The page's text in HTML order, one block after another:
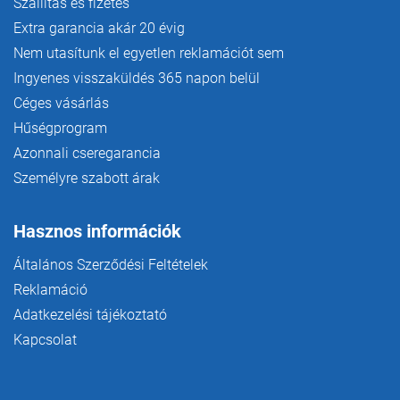
Szállítás és fizetés
Extra garancia akár 20 évig
Nem utasítunk el egyetlen reklamációt sem
Ingyenes visszaküldés 365 napon belül
Céges vásárlás
Hűségprogram
Azonnali cseregarancia
Személyre szabott árak
Hasznos információk
Általános Szerződési Feltételek
Reklamáció
Adatkezelési tájékoztató
Kapcsolat